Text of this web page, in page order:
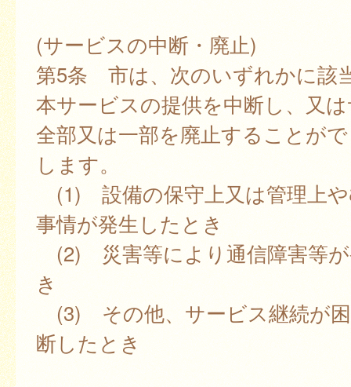
(サービスの中断・廃止)
第5条 市は、次のいずれかに該
本サービスの提供を中断し、又
全部又は一部を廃止することが
します。
(1) 設備の保守上又は管理上
事情が発生したとき
(2) 災害等により通信障害等
き
(3) その他、サービス継続が
断したとき